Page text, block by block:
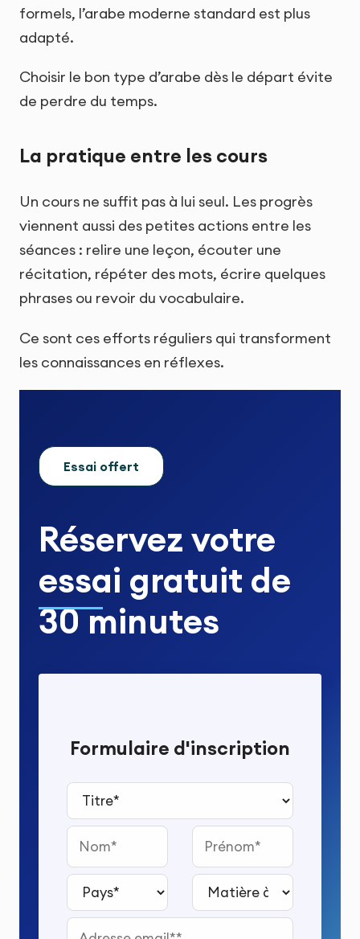
formels, l’arabe moderne standard est plus
adapté.
Choisir le bon type d’arabe dès le départ évite
de perdre du temps.
La pratique entre les cours
Un cours ne suffit pas à lui seul. Les progrès
viennent aussi des petites actions entre les
séances : relire une leçon, écouter une
récitation, répéter des mots, écrire quelques
phrases ou revoir du vocabulaire.
Ce sont ces efforts réguliers qui transforment
les connaissances en réflexes.
Essai offert
Réservez votre
essai gratuit de
30 minutes
Formulaire d'inscription
Titre*
Nom Prénom
Pays* Matière à étudier*
Adresse email*